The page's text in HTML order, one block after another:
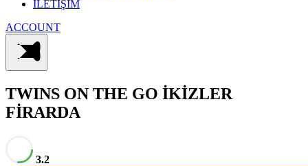
İLETİŞİM
ACCOUNT
TWINS ON THE GO İKİZLER
FİRARDA
3.2